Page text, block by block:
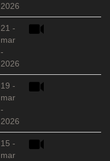
2026
21 -
mar
-
2026
19 -
mar
-
2026
15 -
mar